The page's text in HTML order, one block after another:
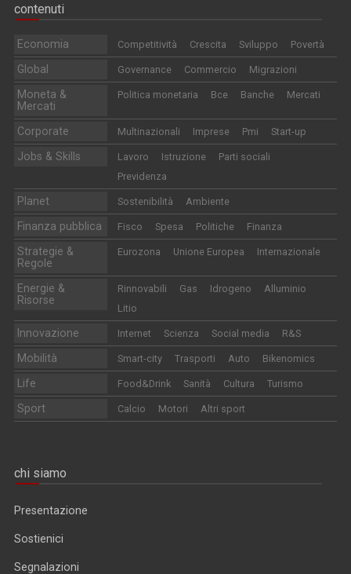
contenuti
Economia Competitività Crescita Sviluppo Povertà
Global Governance Commercio Migrazioni
Moneta &
Mercati
Politica monetaria Bce Banche Mercati
Corporate Multinazionali Imprese Pmi Start-up
Jobs & Skills Lavoro Istruzione
Parti sociali
Previdenza
Planet Sostenibilità Ambiente
Finanza pubblica Fisco Spesa Politiche Finanza
Strategie &
Regole
Eurozona Unione Europea Internazionale
Energie &
Risorse
Rinnovabili Gas Idrogeno
Alluminio
Litio
Innovazione Internet Scienza Social media R&S
Mobilità Smart-city Trasporti Auto Bikenomics
Life Food&Drink Sanità Cultura Turismo
Sport Calcio Motori Altri sport
chi siamo
Presentazione
Sostienici
Segnalazioni